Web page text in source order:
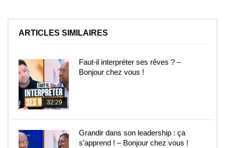
ARTICLES SIMILAIRES
32:29
Faut-il interpréter ses rêves ? –
Bonjour chez vous !
Grandir dans son leadership : ça
s’apprend ! – Bonjour chez vous !